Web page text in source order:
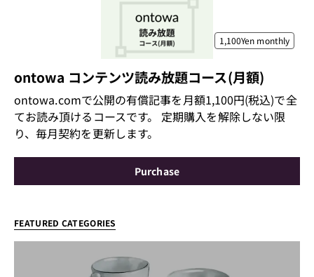
1,100Yen monthly
ontowa コンテンツ読み放題コース(月額)
ontowa.comで公開の有償記事を月額1,100円(税込)で全
てお読み頂けるコースです。 定期購入を解除しない限
り、毎月契約を更新します。
Purchase
FEATURED CATEGORIES